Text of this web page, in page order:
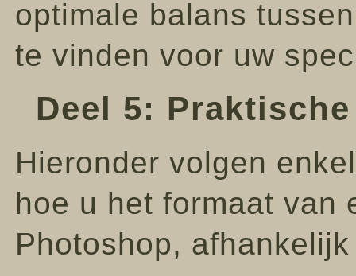
optimale balans
te vinden voor uw
Deel 5:
Hieronder volgen
hoe u het formaat van
Photoshop,